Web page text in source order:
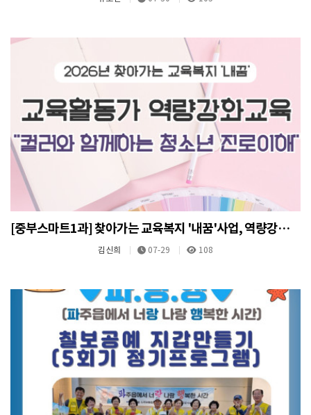
[중부스마트1과] 찾아가는 교육복지 '내꿈'사업, 역량강화교육
김신희 07-29 108